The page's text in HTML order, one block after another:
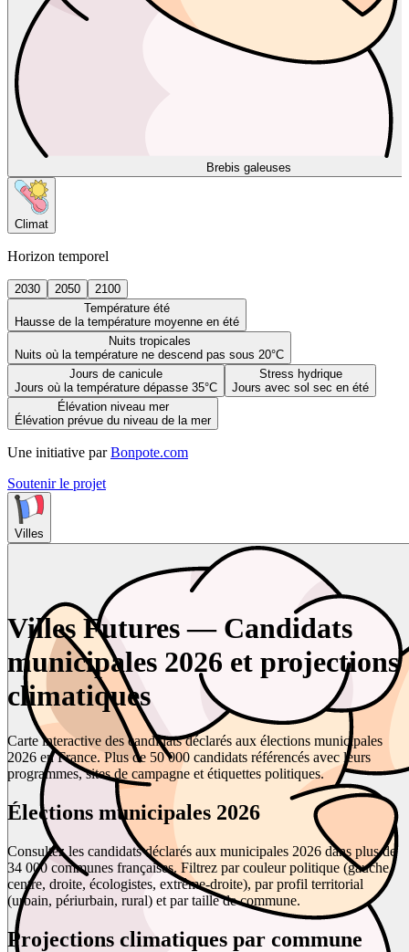
Brebis galeuses
Climat
Horizon temporel
2030 2050
2100
Température été
Hausse de la température moyenne en été
Nuits tropicales
Nuits où la température ne descend pas sous 20°C
Jours de canicule
Jours où la température dépasse 35°C
Stress hydrique
Jours avec sol sec en été
Élévation niveau mer
Élévation prévue du niveau de la mer
Une initiative par Bonpote.com
Soutenir le projet
Villes
Villes Futures — Candidats
municipales 2026 et projections
climatiques
Carte interactive des candidats déclarés aux élections municipales
2026 en France. Plus de 50 000 candidats référencés avec leurs
programmes, sites de campagne et étiquettes politiques.
Élections municipales 2026
Consultez les candidats déclarés aux municipales 2026 dans plus de
34 000 communes françaises. Filtrez par couleur politique (gauche,
centre, droite, écologistes, extrême-droite), par profil territorial
(urbain, périurbain, rural) et par taille de commune.
Projections climatiques par commune